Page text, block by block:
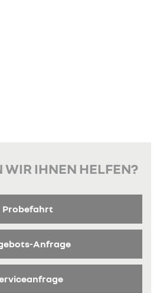
WIR IHNEN HELFEN?
Probefahrt
Anfrage